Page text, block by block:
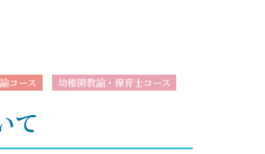
コース 幼稚園教諭・保育士コース
て